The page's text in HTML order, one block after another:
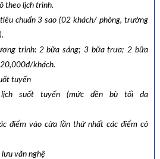
theo lịch trình.
chuẩn 3 sao (02 khách/ phòng, trường
trình: 2 bữa sáng; 3 bữa trưa; 2 bữa
khách.
tuyến
suốt tuyến (mức đền bù tối đa
điểm vào cửa lần thứ nhất các điểm có
văn nghệ